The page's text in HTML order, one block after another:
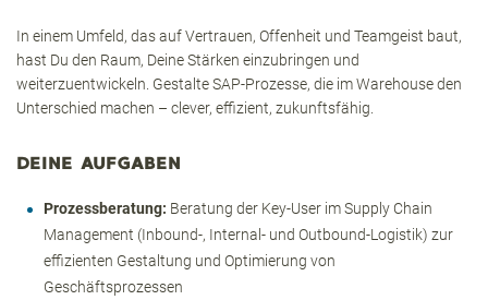
In einem Umfeld, das auf Vertrauen, Offenheit und Teamgeist baut,
hast Du den Raum, Deine Stärken einzubringen und
weiterzuentwickeln. Gestalte SAP-Prozesse, die im Warehouse den
Unterschied machen – clever, effizient, zukunftsfähig.
DEINE AUFGABEN
Prozessberatung: Beratung der Key-User im Supply Chain
Management (Inbound-, Internal- und Outbound-Logistik) zur
effizienten Gestaltung und Optimierung von
Geschäftsprozessen